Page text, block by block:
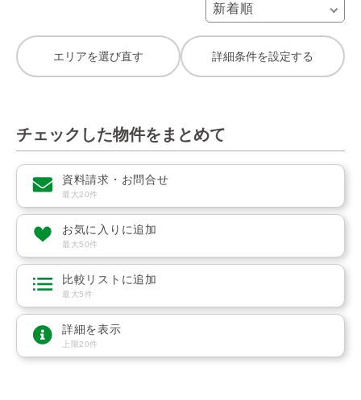
エリアを選び直す 詳細条件を設定する
チェックした物件をまとめて
資料請求・お問合せ
最大20件
お気に入りに追加
最大50件
比較リストに追加
最大5件
詳細を表示
上限20件